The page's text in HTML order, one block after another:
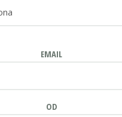
EMAIL
OD